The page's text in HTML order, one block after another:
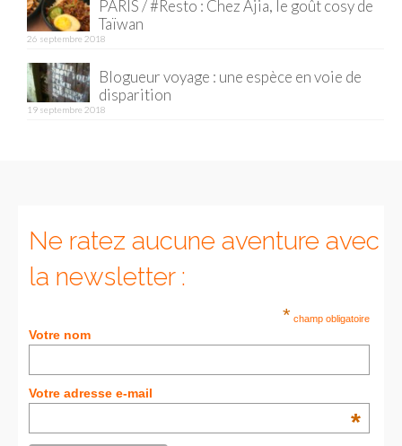
Allemagne
Berlin
Munich
Danemark
Royaume-Uni
ALLEMAGNE
– Berlin
PARIS / #Resto : Chez Ajia, le goût cosy de
Taïwan
26 septembre 2018
Blogueur voyage : une espèce en voie de
disparition
19 septembre 2018
Ne ratez aucune aventure avec
la newsletter :
* champ obligatoire
Votre nom
Votre adresse e-mail
*